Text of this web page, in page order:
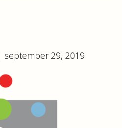
september 29, 2019